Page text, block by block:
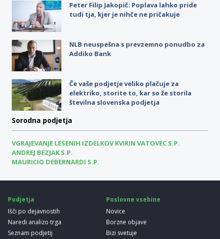
Peter Filip Jakopič: Poplava lahko pride
tudi tja, kjer je nihče ne pričakuje
NLB neuspešna s prevzemno ponudbo za
Addiko Bank
Če vaše podjetje veliko plačuje za
elektriko, storite to, kar so že storila
številna slovenska podjetja
Sorodna podjetja
VGRAJEVANJE LESENIH IZDELKOV KVIRIN VATOVEC S.P.
ANDREJ BEZJAK S.P.
MAURICIO DEBERNARDI S.P.
Podjetja
Išči po dejavnostih
Naredi analizo trga
Seznam podjetij
Poslovne vsebine
Novice
Borzne objave
Bizi svetuje